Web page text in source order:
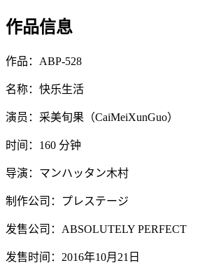
作品信息
作品：ABP-528
名称：快乐生活
演员：采美旬果（CaiMeiXunGuo）
时间：160 分钟
导演：マンハッタン木村
制作公司：プレステージ
发售公司：ABSOLUTELY PERFECT
发售时间：2016年10月21日